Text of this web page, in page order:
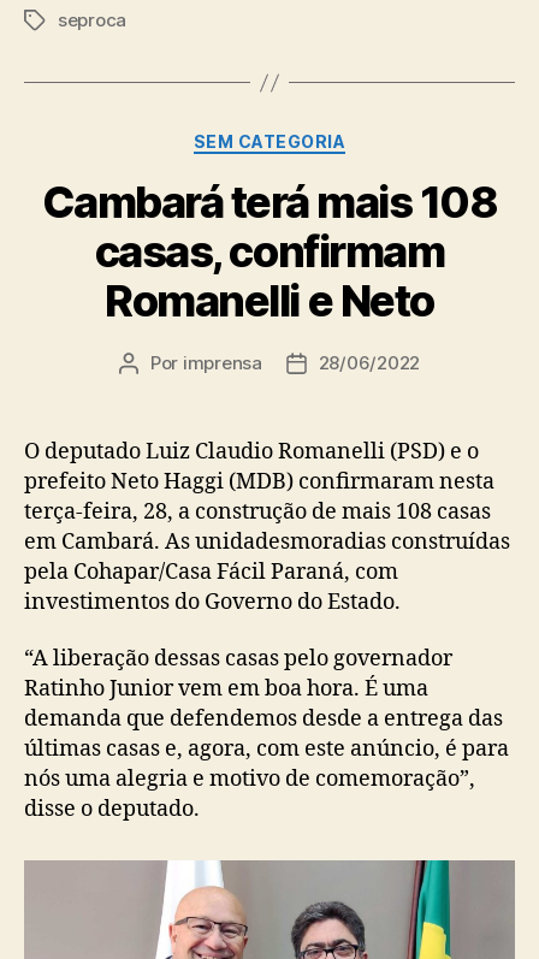
Tagsseproca
Categorias
SEM CATEGORIA
Cambará terá mais 108
casas, confirmam
Romanelli e Neto
Autor
Por imprensa
Data28/06/2022
O deputado Luiz Claudio Romanelli (PSD) e o
prefeito Neto Haggi (MDB) confirmaram nesta
terça-feira, 28, a construção de mais 108 casas
em Cambará. As unidadesmoradias construídas
pela Cohapar/Casa Fácil Paraná, com
investimentos do Governo do Estado.
“A liberação dessas casas pelo governador
Ratinho Junior vem em boa hora. É uma
demanda que defendemos desde a entrega das
últimas casas e, agora, com este anúncio, é para
nós uma alegria e motivo de comemoração”,
disse o deputado.